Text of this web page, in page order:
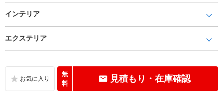
インテリア
エクステリア
無
料
見積もり・在庫確認